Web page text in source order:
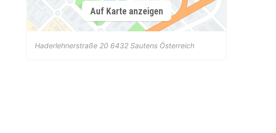
Auf Karte anzeigen
Haderlehnerstraße 20 6432 Sautens Österreich